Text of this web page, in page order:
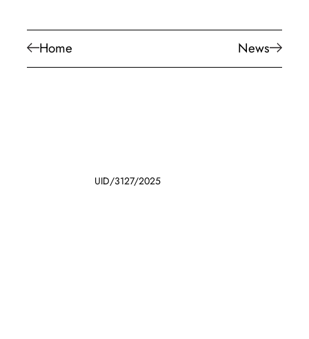
Home News
UID/3127/2025